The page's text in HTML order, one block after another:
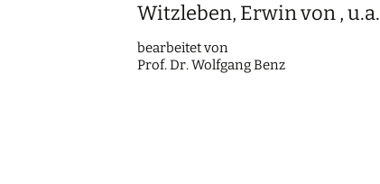
Witzleben, Erwin von , u.a.
bearbei­tet von
Prof. Dr. Wolfgang Benz